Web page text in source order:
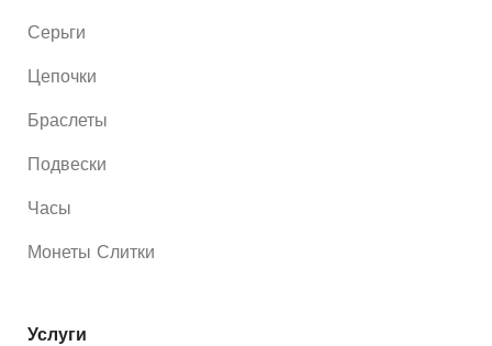
Серьги
Цепочки
Браслеты
Подвески
Часы
Монеты Слитки
Услуги